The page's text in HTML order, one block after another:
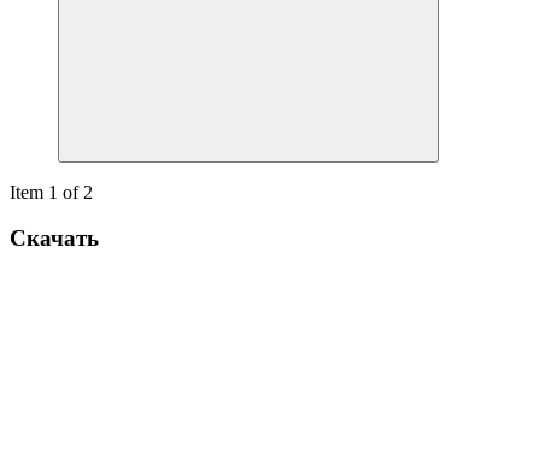
Item 1 of 2
Скачать